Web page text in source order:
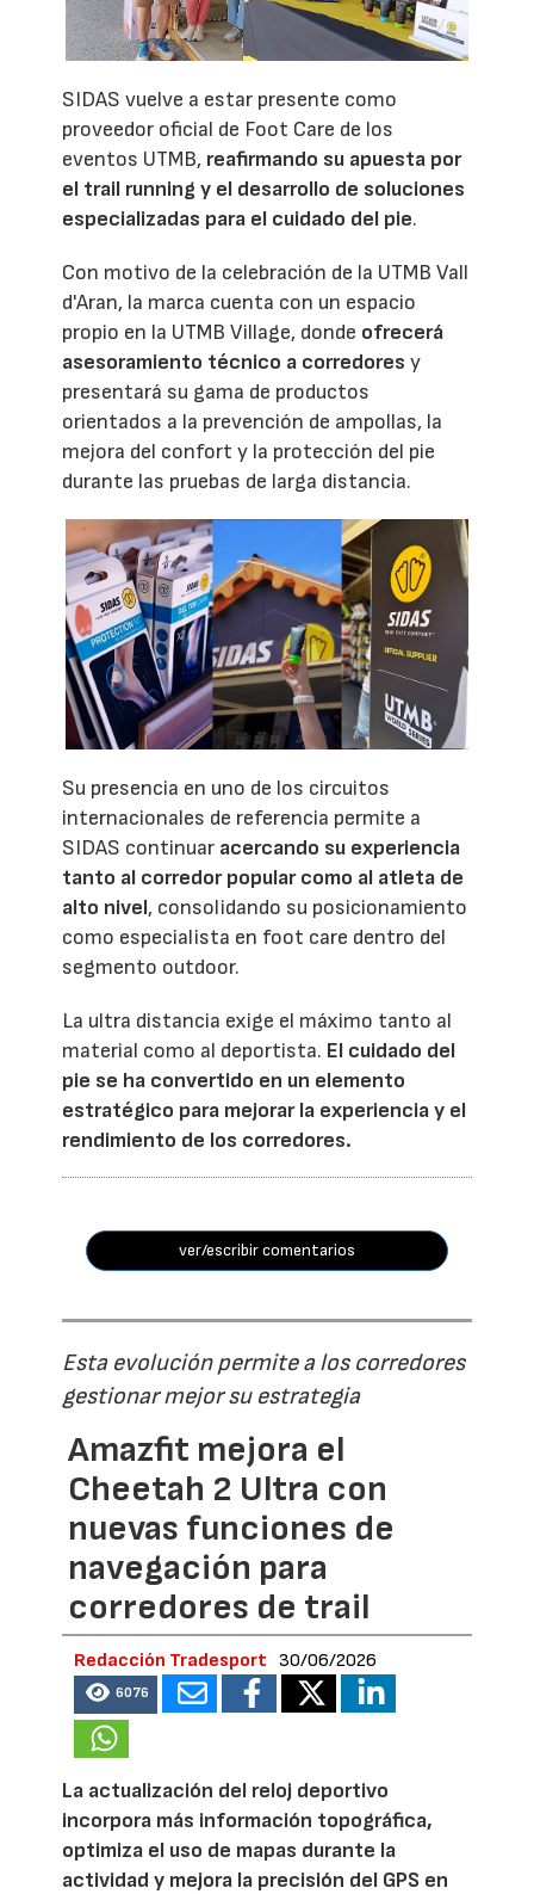
SIDAS vuelve a estar presente como
proveedor oficial de Foot Care de los
eventos UTMB, reafirmando su apuesta por
el trail running y el desarrollo de soluciones
especializadas para el cuidado del pie.
Con motivo de la celebración de la UTMB Vall
d'Aran, la marca cuenta con un espacio
propio en la UTMB Village, donde ofrecerá
asesoramiento técnico a corredores y
presentará su gama de productos
orientados a la prevención de ampollas, la
mejora del confort y la protección del pie
durante las pruebas de larga distancia.
Su presencia en uno de los circuitos
internacionales de referencia permite a
SIDAS continuar acercando su experiencia
tanto al corredor popular como al atleta de
alto nivel, consolidando su posicionamiento
como especialista en foot care dentro del
segmento outdoor.
La ultra distancia exige el máximo tanto al
material como al deportista. El cuidado del
pie se ha convertido en un elemento
estratégico para mejorar la experiencia y el
rendimiento de los corredores.
ver/escribir comentarios
Esta evolución permite a los corredores
gestionar mejor su estrategia
Amazfit mejora el
Cheetah 2 Ultra con
nuevas funciones de
navegación para
corredores de trail
Redacción Tradesport 30/06/2026
6076
La actualización del reloj deportivo
incorpora más información topográfica,
optimiza el uso de mapas durante la
actividad y mejora la precisión del GPS en